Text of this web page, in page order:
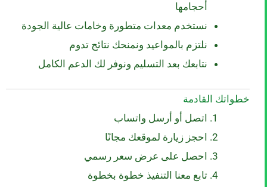
أحجامها
نستخدم معدات متطورة وخامات عالية الجودة
نلتزم بالمواعيد ونمنحك نتائج تدوم
نتابعك بعد التسليم ونوفر لك الدعم الكامل
خطواتك القادمة
اتصل أو أرسل واتساب
احجز زيارة لموقعك مجانًا
احصل على عرض سعر رسمي
تابع معنا التنفيذ خطوة بخطوة